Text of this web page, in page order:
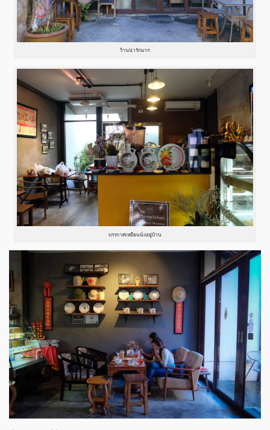
ร้านน่ารักมาก
บรรกาศเหมือนนั่งอยู่บ้าน